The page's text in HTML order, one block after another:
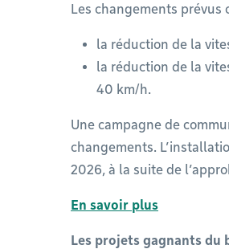
Les changements prévus
la réduction de la
la réduction de la
40 km/h.
Une campagne de
changements.
2026, à la suite de
En savoir plus
Les projets gagnants